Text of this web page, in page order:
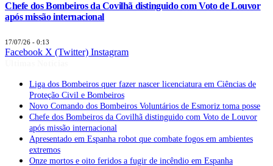
Chefe dos Bombeiros da Covilhã distinguido com Voto de Louvor
após missão internacional
17/07/26 - 0:13
Facebook X (Twitter) Instagram
Liga dos Bombeiros quer fazer nascer licenciatura em Ciências de
Proteção Civil e Bombeiros
Novo Comando dos Bombeiros Voluntários de Esmoriz toma posse
Chefe dos Bombeiros da Covilhã distinguido com Voto de Louvor
após missão internacional
Apresentado em Espanha robot que combate fogos em ambientes
extremos
Onze mortos e oito feridos a fugir de incêndio em Espanha